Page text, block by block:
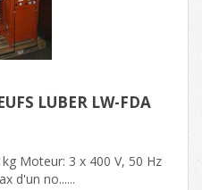
LÜBER LW-FDA
Moteur: 3 x 400 V, 50 Hz
d'un no......